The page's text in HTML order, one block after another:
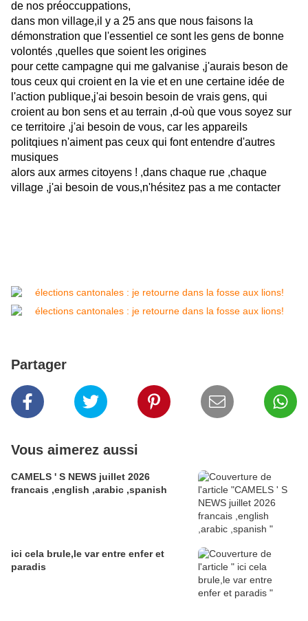
de nos préoccuppations,
dans mon village,il y a 25 ans que nous faisons la
démonstration que l'essentiel ce sont les gens de bonne
volontés ,quelles que soient les origines
pour cette campagne qui me galvanise ,j'aurais beson de
tous ceux qui croient en la vie et en une certaine idée de
l'action publique,j'ai besoin besoin de vrais gens, qui
croient au bon sens et au terrain ,d-où que vous soyez sur
ce territoire ,j'ai besoin de vous, car les appareils
politqiues n'aiment pas ceux qui font entendre d'autres
musiques
alors aux armes citoyens ! ,dans chaque rue ,chaque
village ,j'ai besoin de vous,n'hésitez pas a me contacter
Partager
Vous aimerez aussi
CAMELS ' S NEWS juillet 2026
francais ,english ,arabic ,spanish
ici cela brule,le var entre enfer et
paradis